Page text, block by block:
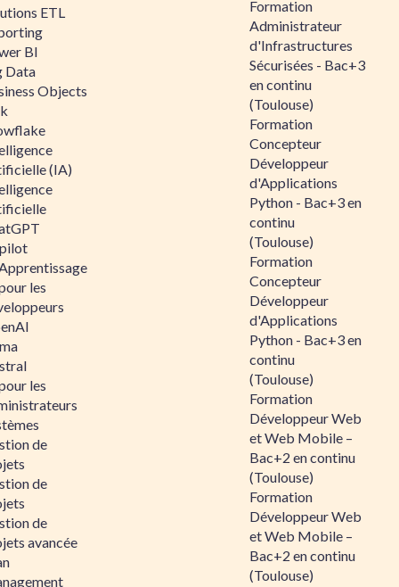
ETL
BI
Data
Objects
(IA)
les
les
de
de
de
avancée
Formation
Administrateur
d'Infrastructures
Sécurisées - Bac+3
en continu
(Toulouse)
Formation
Concepteur
Développeur
d'Applications
Python - Bac+3 en
continu
(Toulouse)
Formation
Concepteur
Développeur
d'Applications
Python - Bac+3 en
continu
(Toulouse)
Formation
Développeur Web
et Web Mobile –
Bac+2 en continu
(Toulouse)
Formation
Développeur Web
et Web Mobile –
Bac+2 en continu
(Toulouse)